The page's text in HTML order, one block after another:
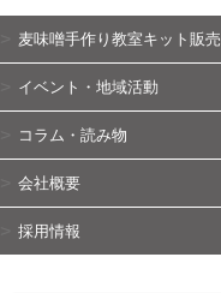
麦味噌手作り教室キット販売
イベント・地域活動
コラム・読み物
会社概要
採用情報